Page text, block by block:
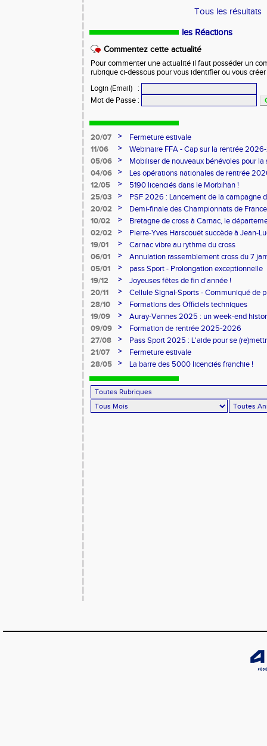
Tous les résultats
les Réactions
Commentez cette actualité
Pour commenter une actualité il faut posséder un
rubrique ci-dessous pour vous identifier ou vous
Login (Email)
:
Mot de Passe :
20/07 >
Fermeture estivale
11/06
>
Webinaire FFA - Cap sur la rentrée
05/06
>
Mobiliser de nouveaux bénévoles pour
04/06
>
Les opérations nationales de rentrée
12/05
>
5190 licenciés dans le Morbihan !
25/03
>
PSF 2026 : Lancement de la campagne
20/02
>
Demi-finale des Championnats de
10/02
>
Bretagne de cross à Carnac, le
l'honneur
02/02 >
Pierre-Yves Harscouët succède à Jean-
comité du Morbihan
19/01 >
Carnac vibre au rythme du cross
06/01
>
Annulation rassemblement cross du 7
05/01
>
pass Sport - Prolongation exceptionnelle
19/12
>
Joyeuses fêtes de fin d'année !
20/11
>
Cellule Signal-Sports - Communiqué de
Sports
28/10 >
Formations des Officiels techniques
19/09
>
Auray-Vannes 2025 : un week-end
marathon breton
09/09 >
Formation de rentrée 2025-2026
27/08
>
Pass Sport 2025 : L'aide pour se
21/07
>
Fermeture estivale
28/05
> La barre des 5000 licenciés franchie !